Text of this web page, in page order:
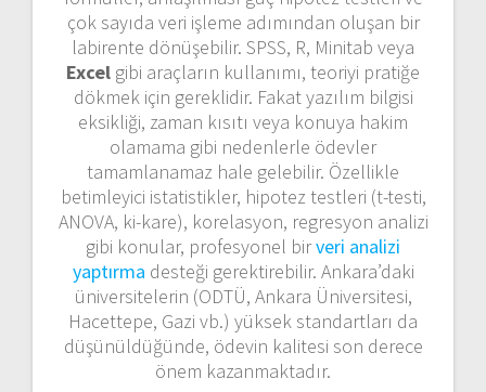
çok sayıda veri işleme adımından oluşan bir
labirente dönüşebilir. SPSS, R, Minitab veya
Excel gibi araçların kullanımı, teoriyi pratiğe
dökmek için gereklidir. Fakat yazılım bilgisi
eksikliği, zaman kısıtı veya konuya hakim
olamama gibi nedenlerle ödevler
tamamlanamaz hale gelebilir. Özellikle
betimleyici istatistikler, hipotez testleri (t-testi,
ANOVA, ki-kare), korelasyon, regresyon analizi
gibi konular, profesyonel birveri analizi
yaptırma desteği gerektirebilir. Ankara’daki
üniversitelerin (ODTÜ, Ankara Üniversitesi,
Hacettepe, Gazi vb.) yüksek standartları da
düşünüldüğünde, ödevin kalitesi son derece
önem kazanmaktadır.